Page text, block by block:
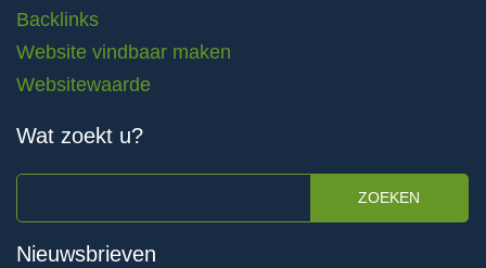
Backlinks
Website vindbaar maken
Websitewaarde
Wat zoekt u?
ZOEKEN
Nieuwsbrieven